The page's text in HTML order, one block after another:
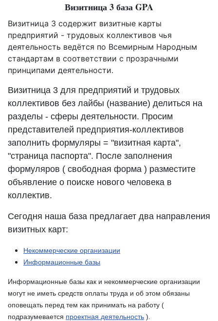
Визитница 3 база GPA
Визитница 3 содержит визитные карты
предприятий - трудовых коллективов чья
деятельность ведётся по Всемирным Народным
стандартам в соответствии с прозрачными
принципами деятельности.
Визитница 3 для предприятий и трудовых
коллективов без лайбы (название) делиться на
разделы - сферы деятельности. Просим
представителей предприятия-коллективов
заполнить формуляры = "визитная карта",
"страница паспорта". После заполнения
формуляров ( свободная форма ) разместите
объявление о поиске нового человека в
коллектив.
Сегодня наша база предлагает два направления
визитных карт:
Некоммерческие организации
Информационные базы
Информационные базы как и некоммерческие организации
могут не иметь средств оплаты труда и об этом обязаны
оповещать перед тем как принимать на работу (
подразумевается проектная деятельность ).